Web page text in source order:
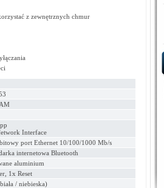
z zewnętrznych chmur
Interface
port Ethernet 10/100/1000 Mb/s
internetowa Bluetooth
aluminium
1x Reset
/ niebieska)